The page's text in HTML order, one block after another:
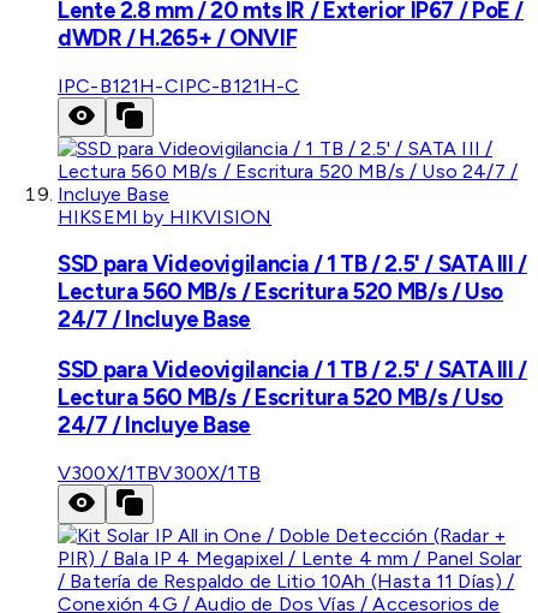
Lente 2.8 mm / 20 mts IR / Exterior IP67 / PoE /
dWDR / H.265+ / ONVIF
IPC-B121H-CIPC-B121H-C
HIKSEMI by HIKVISION
SSD para Videovigilancia / 1 TB / 2.5' / SATA III /
Lectura 560 MB/s / Escritura 520 MB/s / Uso
24/7 / Incluye Base
SSD para Videovigilancia / 1 TB / 2.5' / SATA III /
Lectura 560 MB/s / Escritura 520 MB/s / Uso
24/7 / Incluye Base
V300X/1TBV300X/1TB